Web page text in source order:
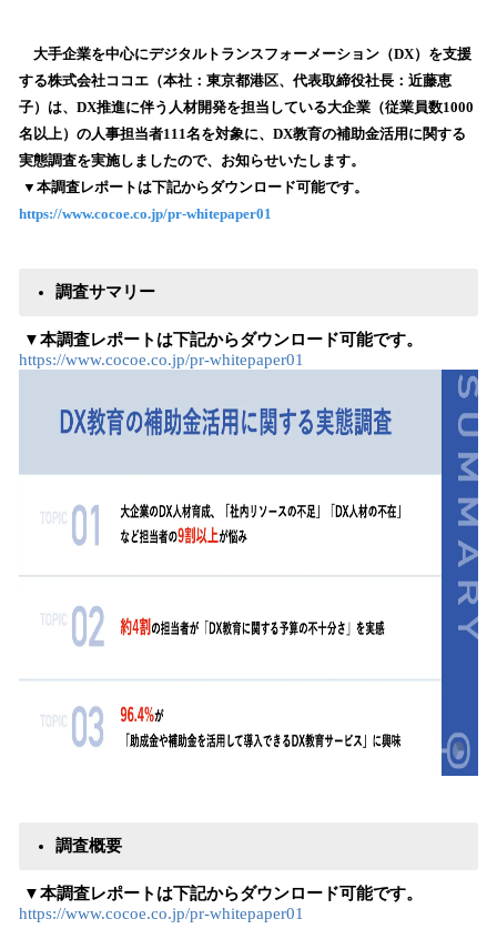
！
数
を
読
み
込
み
中
大手企業を中心にデジタルトランスフォーメーション（DX）を支援
する株式会社ココエ（本社：東京都港区、代表取締役社長：近藤恵
子）は、DX推進に伴う人材開発を担当している大企業（従業員数1000
名以上）の人事担当者111名を対象に、DX教育の補助金活用に関する
実態調査を実施しましたので、お知らせいたします。
▼本調査レポートは下記からダウンロード可能です。
https://www.cocoe.co.jp/pr-whitepaper01
調査サマリー
▼本調査レポートは下記からダウンロード可能です。
https://www.cocoe.co.jp/pr-whitepaper01
調査概要
▼本調査レポートは下記からダウンロード可能です。
https://www.cocoe.co.jp/pr-whitepaper01